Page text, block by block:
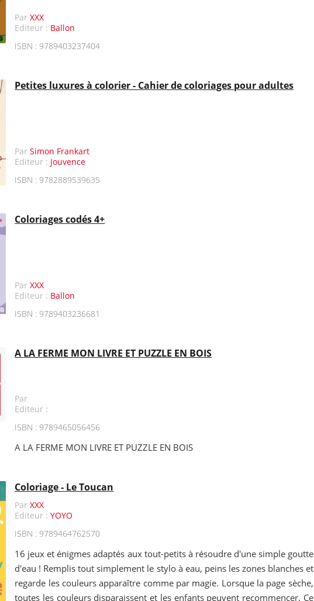
ParXXX
Editeur : Ballon
ISBN : 9789403237404
Petites luxures à colorier - Cahier de coloriages pour adultes
ParSimon Frankart
Editeur : Jouvence
ISBN : 9782889539635
Coloriages codés 4+
ParXXX
Editeur : Ballon
ISBN : 9789403236681
A LA FERME MON LIVRE ET PUZZLE EN BOIS
Par
Editeur :
ISBN : 9789465056456
A LA FERME MON LIVRE ET PUZZLE EN BOIS
Coloriage - Le Toucan
ParXXX
Editeur :YOYO
ISBN : 9789464762570
16 jeux et énigmes adaptés aux tout-petits à résoudre d'une simple goutte
d'eau ! Remplis tout simplement le stylo à eau, peins les zones blanches et
regarde les couleurs apparaître comme par magie. Lorsque la page sèche,
toutes les couleurs disparaissent et les enfants peuvent recommencer. Ce